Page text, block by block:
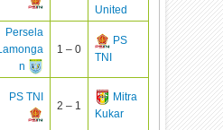
United
Persela
n
1 – 0
PS
TNI
PS TNI
2 – 1
Mitra
Kukar